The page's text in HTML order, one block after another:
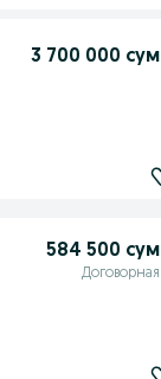
3 700 000 сум
584 500 сум
Договорная